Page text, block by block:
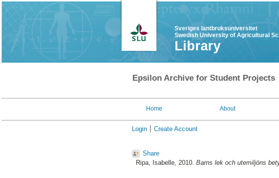
Sveriges lantbruksuniversitet
Swedish University of Agricultural
Library
Epsilon Archive for Student Projects
Home About
Login Create Account
Share
Ripa, Isabelle, 2010. Barns lek och utemiljöns